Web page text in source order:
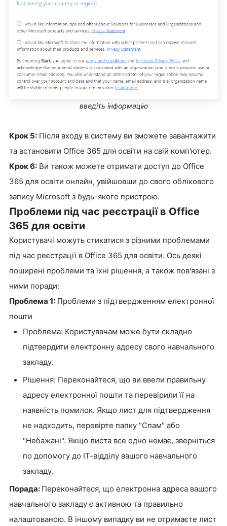
введіть інформацію
Крок 5: Після входу в систему ви зможете завантажити
та встановити Office 365 для освіти на свій комп'ютер.
Крок 6: Ви також можете отримати доступ до Office
365 для освіти онлайн, увійшовши до свого облікового
запису Microsoft з будь-якого пристрою.
Проблеми під час реєстрації в Office
365 для освіти
Користувачі можуть стикатися з різними проблемами
під час реєстрації в Office 365 для освіти. Ось деякі
поширені проблеми та їхні рішення, а також пов'язані з
ними поради:
Проблема 1: Проблеми з підтвердженням електронної
пошти
Проблема: Користувачам може бути складно
підтвердити електронну адресу свого навчального
закладу.
Рішення: Переконайтеся, що ви ввели правильну
адресу електронної пошти та перевірили її на
наявність помилок. Якщо лист для підтвердження
не надходить, перевірте папку "Спам" або
"Небажані". Якщо листа все одно немає, зверніться
по допомогу до ІТ-відділу вашого навчального
закладу.
Порада: Переконайтеся, що електронна адреса вашого
навчального закладу є активною та правильно
налаштованою. В іншому випадку ви не отримаєте лист